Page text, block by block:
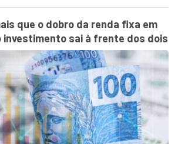
que o dobro da renda fixa em
investimento sai à frente dos dois